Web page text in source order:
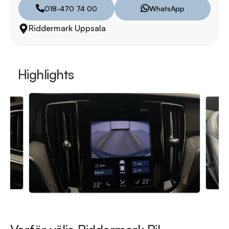
Highlights
månaders garanti och komplettera med extra
hjuluppsättningar till bra priser. Gör ditt bilköp tryggt och
enkelt hos oss.
idag för att reservera din bil: 018-470 74 00 . Vi erbjuder
även skräddarsydd finansiering och 14 dagars fri försäkring
från Folksam.
Se hur vi genomför våra tester här:
https://vimeo.com/1011323016
Telefontider:
Måndag - Söndag 08:00 - 24:00
018-470 74 00 WhatsApp
Riddermark Uppsala